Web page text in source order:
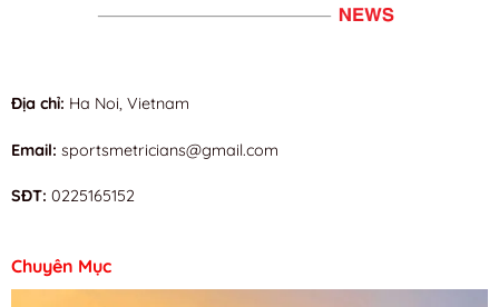
Địa chỉ: Ha Noi, Vietnam
Email: sportsmetricians@gmail.com
SĐT: 0225165152
Chuyên Mục